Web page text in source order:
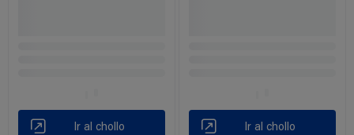
Ir al chollo Ir al chollo